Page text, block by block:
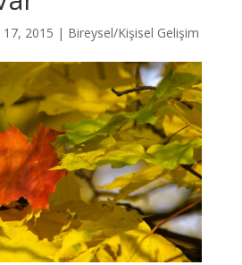
2015 | Bireysel/Kişisel Gelişim